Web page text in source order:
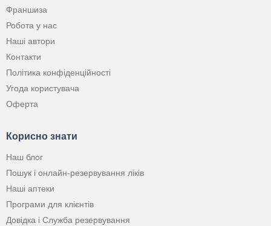
Франшиза
Робота у нас
Наші автори
Контакти
Політика конфіденційності
Угода користувача
Оферта
Корисно знати
Наш блог
Пошук і онлайн-резервування ліків
Наші аптеки
Програми для клієнтів
Довідка і Служба резервування